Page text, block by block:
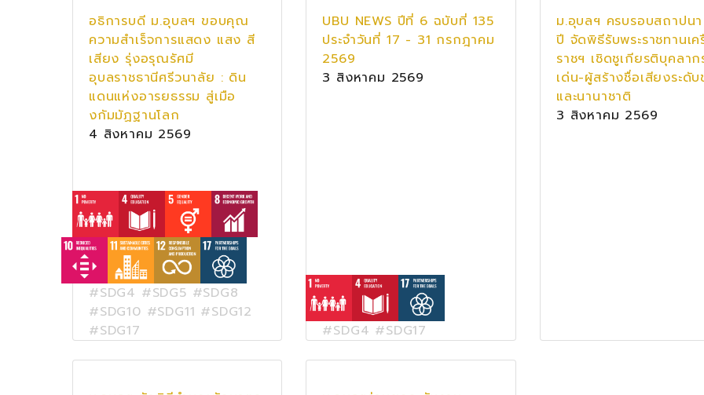
อธิการบดี ม.อุบลฯ ขอบคุณ
ความสำเร็จการแสดง แสง สี
เสียง รุ่งอรุณรัศมี
อุบลราชธานีศรีวนาลัย : ดิน
แดนแห่งอารยธรรม สู่เมือ
งกัมมัฏฐานโลก
4 สิงหาคม 2569
#SDG4 #SDG5 #SDG8
#SDG10 #SDG11 #SDG12
#SDG17
UBU NEWS ปีที่ 6 ฉบับที่ 135
ประจำวันที่ 17 - 31 กรกฎาคม
2569
3 สิงหาคม 2569
#SDG4 #SDG17
ม.อุบลฯ ครบรอบสถาปน
ปี จัดพิธีรับพระราชทานเค
ราชฯ เชิดชูเกียรติบุคลา
เด่น-ผู้สร้างชื่อเสียงระดับ
และนานาชาติ
3 สิงหาคม 2569